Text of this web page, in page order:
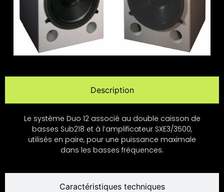
Description
Caractéristiques techniques
Le système Duo 12 associé au double caisson de
basses Sub218 et à l’amplificateur SXE3/3500,
utilisés en paire, pour une puissance maximale
dans les basses fréquences.